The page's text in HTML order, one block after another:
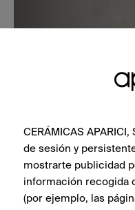
CERÁMICAS
de sesión y
mostrarte publicidad
información recogida
(por ejemplo, las